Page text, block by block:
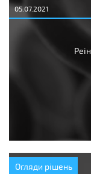
05.07.2021
Огляди рішень